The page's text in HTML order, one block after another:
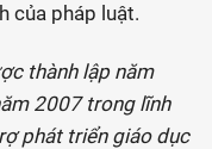
của pháp luật.
thành lập năm
2007 trong lĩnh
phát triển giáo dục